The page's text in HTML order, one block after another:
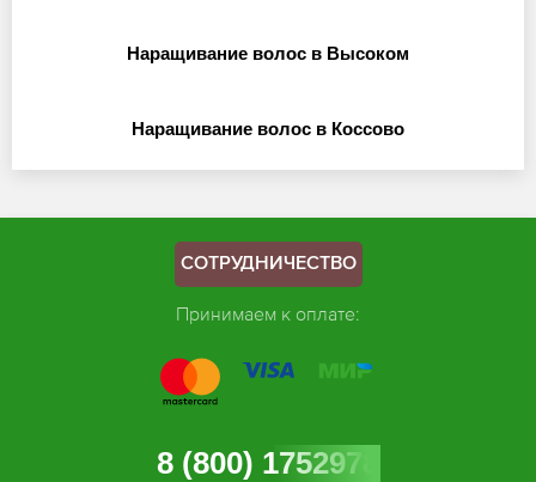
Наращивание волос в Высоком
Наращивание волос в Коссово
СОТРУДНИЧЕСТВО
Принимаем к оплате:
8 (800) 1752978